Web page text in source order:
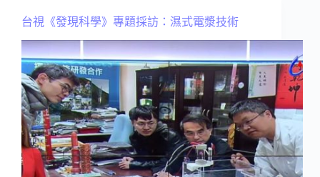
台視《發現科學》專題採訪：濕式電漿技術